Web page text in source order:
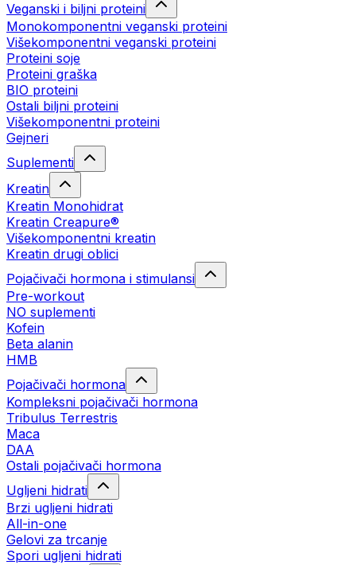
Veganski i biljni proteini
Monokomponentni veganski proteini
Višekomponentni veganski proteini
Proteini soje
Proteini graška
BIO proteini
Ostali biljni proteini
Višekomponentni proteini
Gejneri
Suplementi
Kreatin
Kreatin Monohidrat
Kreatin Creapure®
Višekomponentni kreatin
Kreatin drugi oblici
Pojačivači hormona i stimulansi
Pre-workout
NO suplementi
Kofein
Beta alanin
HMB
Pojačivači hormona
Kompleksni pojačivači hormona
Tribulus Terrestris
Maca
DAA
Ostali pojačivači hormona
Ugljeni hidrati
Brzi ugljeni hidrati
All-in-one
Gelovi za trcanje
Spori ugljeni hidrati